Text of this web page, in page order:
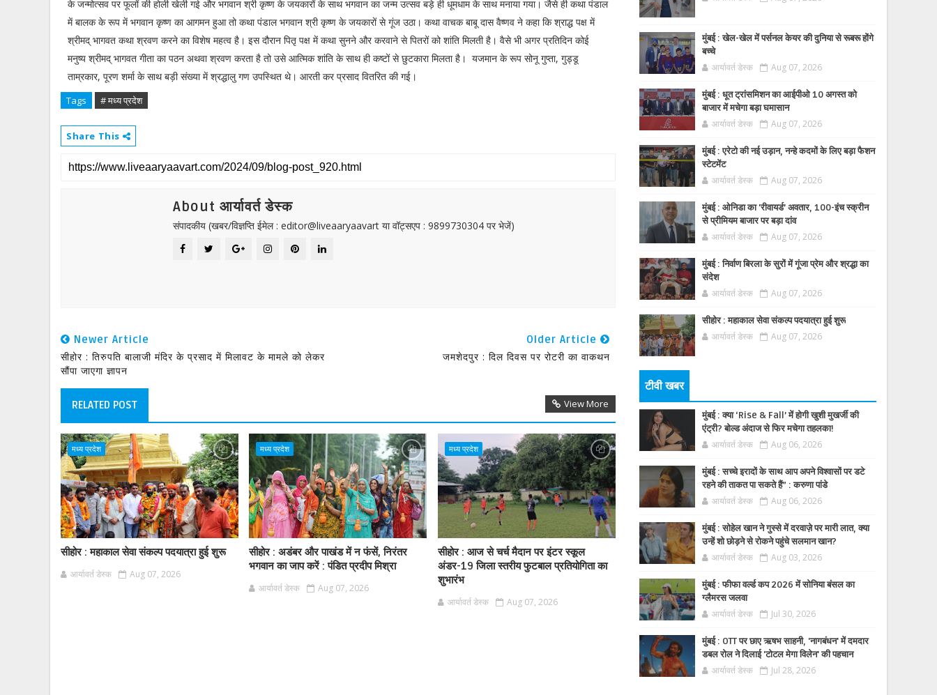
के जन्मोत्सव पर फूलों की होली खेली गई और भगवान श्री कृष्ण के जयकारों के साथ भगवान का जन्म उत्सव बड़े ही धूमधाम के साथ मनाया गया। जैसे ही कथा पंडाल
में बालक के रूप में भगवान कृष्ण का आगमन हुआ तो कथा पंडाल भगवान श्री कृष्ण के जयकारों से गूंज उठा। कथा वाचक बाबू दास वैष्णव ने कहा कि श्राद्ध पक्ष में
श्रीमद् भागवत कथा श्रवण करने का विशेष महत्व है। इस दौरान पितृ पक्ष में कथा सुनने और करवाने से पितरों को शांति मिलती है। वैसे भी अगर प्रतिदिन कोई
मनुष्य श्रीमद् भागवत गीता का पठन अथवा श्रवण करता है तो उसे आत्मिक शांति के साथ ही कष्टों से छुटकारा मिलता है। यजमान के रूप सोनू गुप्ता, गुड्डू
ताम्रकार, पूरण शर्मा के साथ बड़ी संख्या में श्रद्धालु गण उपस्थित थे। आरती कर प्रसाद वितरित की गई।
Tags # मध्य प्रदेश
Share This
About आर्यावर्त डेस्क
संपादकीय (खबर/विज्ञप्ति ईमेल : editor@liveaaryaavart या वॉट्सएप : 9899730304 पर भेजें)
Newer Article
सीहोर : तिरुपति बालाजी मंदिर के प्रसाद में मिलावट के मामले को लेकर
सौंपा जाएगा ज्ञापन
Older Article
जमशेदपुर : दिल दिवस पर रोटरी का वाकथन
RELATED POST View More
मध्य प्रदेश
सीहोर : महाकाल सेवा संकल्प पदयात्रा हुई शुरू
आर्यावर्त डेस्क Aug 07, 2026
मध्य प्रदेश
सीहोर : अडंबर और पाखंड में न फंसें, निरंतर
भगवान का जाप करें : पंडित प्रदीप मिश्रा
आर्यावर्त डेस्क Aug 07, 2026
मध्य प्रदेश
सीहोर : आज से चर्च मैदान पर इंटर स्कूल
अंडर-19 जिला स्तरीय फुटबाल प्रतियोगिता का
शुभारंभ
आर्यावर्त डेस्क Aug 07, 2026
मुंबई : खेल-खेल में पर्सनल केयर की दुनिया से रूबरू होंगे
बच्चे
आर्यावर्त डेस्क Aug 07, 2026
मुंबई : धूत ट्रांसमिशन का आईपीओ 10 अगस्त को
बाजार में मचेगा बड़ा घमासान
आर्यावर्त डेस्क Aug 07, 2026
मुंबई : एरेटो की नई उड़ान, नन्हे कदमों के लिए बड़ा फैशन
स्टेटमेंट
आर्यावर्त डेस्क Aug 07, 2026
मुंबई : ओनिडा का 'रीवायर्ड’ अवतार, 100-इंच स्क्रीन
से प्रीमियम बाजार पर बड़ा दांव
आर्यावर्त डेस्क Aug 07, 2026
मुंबई : निर्वाण बिरला के सुरों में गूंजा प्रेम और श्रद्धा का
संदेश
आर्यावर्त डेस्क Aug 07, 2026
सीहोर : महाकाल सेवा संकल्प पदयात्रा हुई शुरू
आर्यावर्त डेस्क Aug 07, 2026
टीवी खबर
मुंबई : क्या ‘Rise & Fall’ में होगी खुशी मुखर्जी की
एंट्री? बोल्ड अंदाज से फिर मचेगा तहलका!
आर्यावर्त डेस्क Aug 06, 2026
मुंबई : सच्चे इरादों के साथ आप अपने विश्वासों पर डटे
रहने की ताकत पा सकते हैं” : करुणा पांडे
आर्यावर्त डेस्क Aug 06, 2026
मुंबई : सोहेल खान ने गुस्से में दरवाज़े पर मारी लात, क्या
उन्हें शो छोड़ने से रोकने पहुंचे सलमान खान?
आर्यावर्त डेस्क Aug 03, 2026
मुंबई : फीफा वर्ल्ड कप 2026 में सोनिया बंसल का
ग्लैमरस जलवा
आर्यावर्त डेस्क Jul 30, 2026
मुंबई : OTT पर छाए ऋषभ साहनी, 'नागबंधन' में दमदार
डबल रोल ने दिलाई 'टोटल मेगा विलेन' की पहचान
आर्यावर्त डेस्क Jul 28, 2026